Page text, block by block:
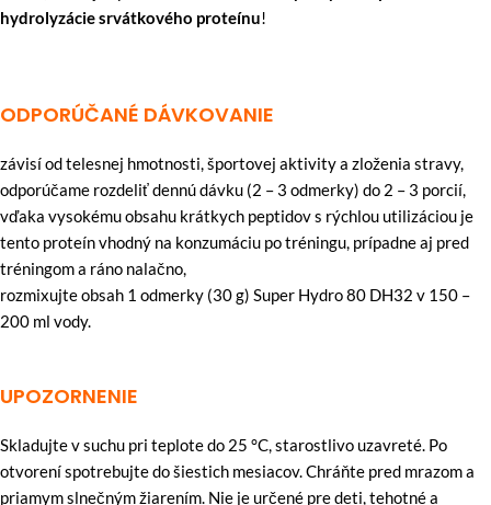
hydrolyzácie srvátkového proteínu!
ODPORÚČANÉ DÁVKOVANIE
závisí od telesnej hmotnosti, športovej aktivity a zloženia stravy,
odporúčame rozdeliť dennú dávku (2 – 3 odmerky) do 2 – 3 porcií,
vďaka vysokému obsahu krátkych peptidov s rýchlou utilizáciou je
tento proteín vhodný na konzumáciu po tréningu, prípadne aj pred
tréningom a ráno nalačno,
rozmixujte obsah 1 odmerky (30 g) Super Hydro 80 DH32 v 150 –
200 ml vody.
UPOZORNENIE
Skladujte v suchu pri teplote do 25 °C, starostlivo uzavreté. Po
otvorení spotrebujte do šiestich mesiacov. Chráňte pred mrazom a
priamym slnečným žiarením. Nie je určené pre deti, tehotné a